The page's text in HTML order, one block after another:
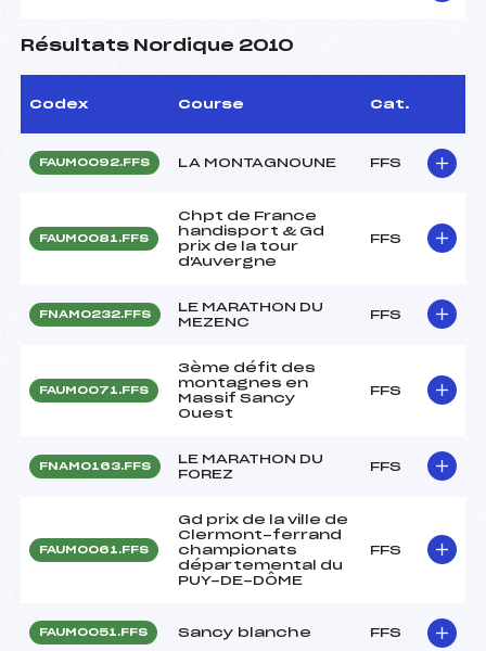
Résultats Nordique 2010
Codex Course Cat.
FAUM0092.FFS LA MONTAGNOUNE FFS
FAUM0081.FFS
Chpt de France
handisport & Gd
prix de la tour
d'Auvergne
FFS
FNAM0232.FFS
LE MARATHON DU
MEZENC
FFS
FAUM0071.FFS
3ème défit des
montagnes en
Massif Sancy
Ouest
FFS
FNAM0163.FFS
LE MARATHON DU
FOREZ
FFS
FAUM0061.FFS
Gd prix de la ville de
Clermont-ferrand
championats
départemental du
PUY-DE-DÔME
FFS
FAUM0051.FFS Sancy blanche FFS